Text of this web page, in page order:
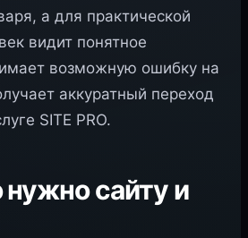
а для практической
видит понятное
возможную ошибку на
аккуратный переход
SITE PRO.
нужно сайту и